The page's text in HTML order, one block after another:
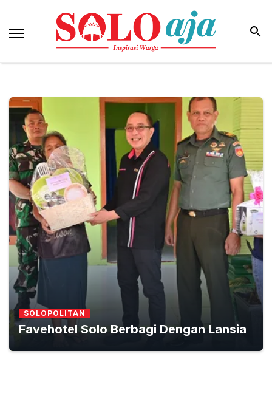
SOLOPOLITAN
Favehotel Solo Berbagi Dengan Lansia